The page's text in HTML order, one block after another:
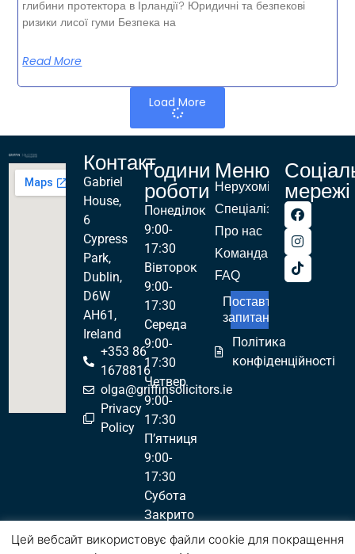
глибини протектора в Ірландії? Юридичні та безпекові
ризики лисої гуми Безпека на
Read More
Load More
Контакт
Gabriel
House,
6
Cypress
Park,
Dublin,
D6W
AH61,
Ireland
+353 86
1678816
olga@griffinsolicitors.ie
Privacy
Policy
Години
роботи
Понеділок
9:00-
17:30
Вівторок
9:00-
17:30
Середа
9:00-
17:30
Четвер
9:00-
17:30
П’ятниця
9:00-
17:30
Субота
Закрито
Неділя
Меню
Нерухомість
Спеціалізації
Про нас
Kоманда
FAQ
Поставте
запитання!
Політика
конфіденційності
мережі
Цей вебсайт використовує файли cookie для покращення